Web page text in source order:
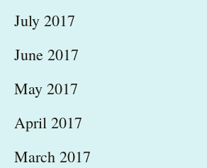
July 2017
June 2017
May 2017
April 2017
March 2017